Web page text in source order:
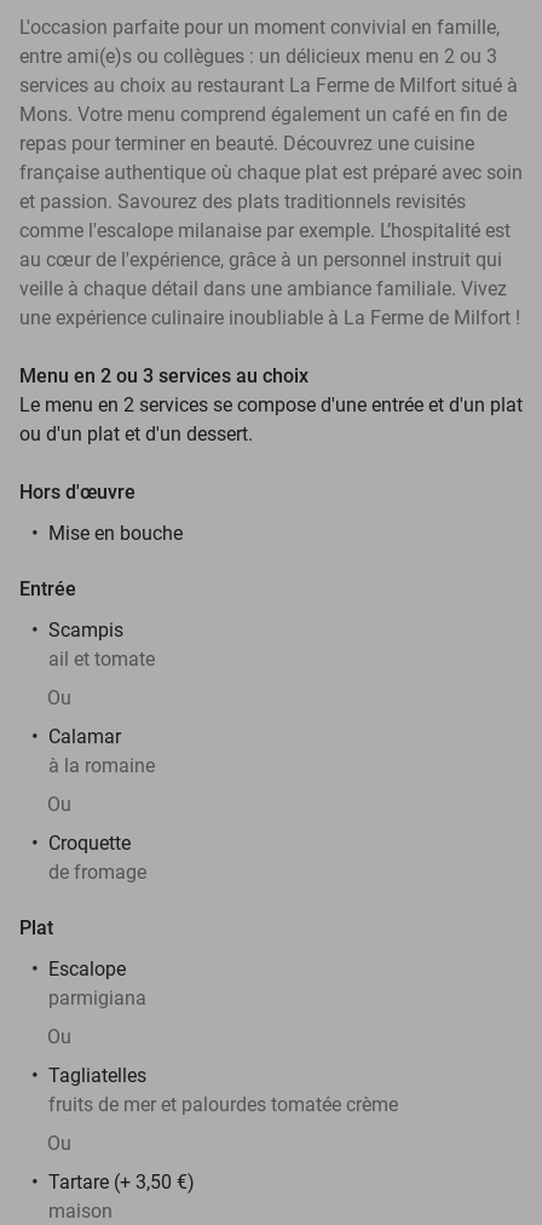
L'occasion parfaite pour un moment convivial en famille,
entre ami(e)s ou collègues : un délicieux menu en 2 ou 3
services au choix au restaurant La Ferme de Milfort situé à
Mons. Votre menu comprend également un café en fin de
repas pour terminer en beauté. Découvrez une cuisine
française authentique où chaque plat est préparé avec soin
et passion. Savourez des plats traditionnels revisités
comme l'escalope milanaise par exemple. L’hospitalité est
au cœur de l'expérience, grâce à un personnel instruit qui
veille à chaque détail dans une ambiance familiale. Vivez
une expérience culinaire inoubliable à La Ferme de Milfort !
Menu en 2 ou 3 services au choix
Le menu en 2 services se compose d'une entrée et d'un plat
ou d'un plat et d'un dessert.
Hors d'œuvre
Mise en bouche
Entrée
Scampis
ail et tomate
Ou
Calamar
à la romaine
Ou
Croquette
de fromage
Plat
Escalope
parmigiana
Ou
Tagliatelles
fruits de mer et palourdes tomatée crème
Ou
Tartare (+ 3,50 €)
maison